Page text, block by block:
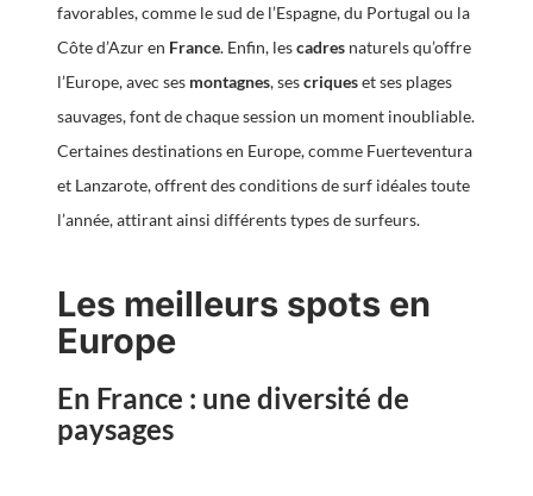
favorables, comme le sud de l’Espagne, du Portugal ou la
Côte d’Azur en France. Enfin, lescadres naturels qu’offre
l’Europe, avec ses montagnes, sescriqueset ses plages
sauvages, font de chaque session un moment inoubliable.
Certaines destinations en Europe, comme Fuerteventura
et Lanzarote, offrent des conditions de surf idéales toute
l’année, attirant ainsi différents types de surfeurs.
Les meilleurs spots en
Europe
En France : une diversité de
paysages